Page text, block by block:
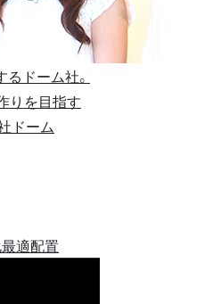
ドーム社。
りを目指す
ドーム
最適配置